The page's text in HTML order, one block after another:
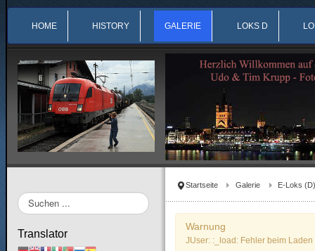
HOME HISTORY GALERIE LOKS D
Startseite Galerie E-Loks (D)
Warnung
JUser: :_load: Fehler beim
Suchen
...
Translator